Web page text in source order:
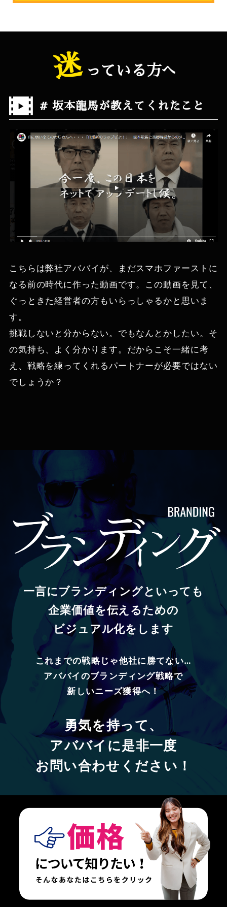
迷 っている方へ
# 坂本龍馬が教えてくれたこと
こちらは弊社アババイが、まだスマホファーストに
なる前の時代に作った動画です。この動画を見て、
ぐっときた経営者の方もいらっしゃるかと思いま
す。
挑戦しないと分からない。でもなんとかしたい。そ
の気持ち、よく分かります。だからこそ一緒に考
え、戦略を練ってくれるパートナーが必要ではない
でしょうか？
一言にブランディングといっても
企業価値を伝えるための
ビジュアル化をします
これまでの戦略じゃ他社に勝てない…
アババイのブランディング戦略で
新しいニーズ獲得へ！
勇気を持って、
アババイに是非一度
お問い合わせください！